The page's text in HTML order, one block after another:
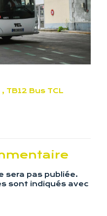
TB12 Bus TCL
sera pas publiée.
sont indiqués avec